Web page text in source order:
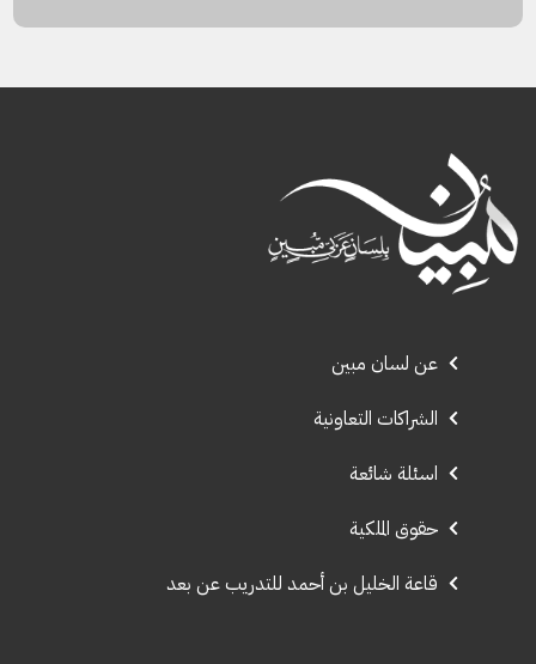
عن لسان مبين
الشراكات التعاونية
اسئلة شائعة
حقوق الملكية
قاعة الخليل بن أحمد للتدريب عن بعد